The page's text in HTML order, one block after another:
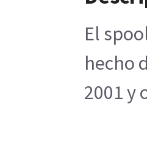
El
hecho
2001 y